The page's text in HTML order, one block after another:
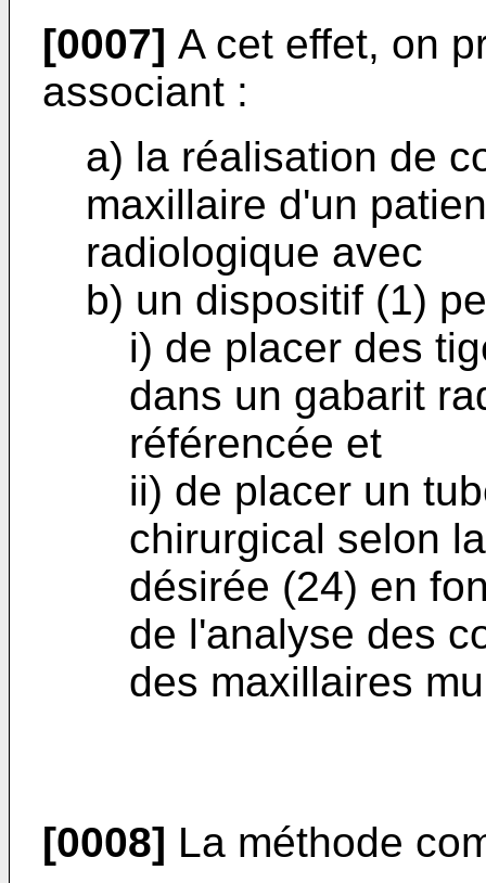
[0007] A cet effet, on
associant :
a) la réalisation de
maxillaire d'un
radiologique avec
b) un dispositif (1)
i) de placer des
dans un gabarit
référencée et
ii) de placer un
chirurgical selon
désirée (24) en
de l'analyse des
des maxillaires
[0008] La méthode